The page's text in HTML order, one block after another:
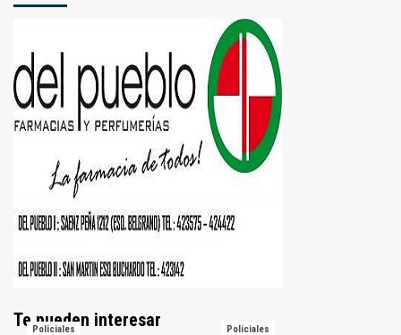
Te pueden interesar
Policiales Policiales